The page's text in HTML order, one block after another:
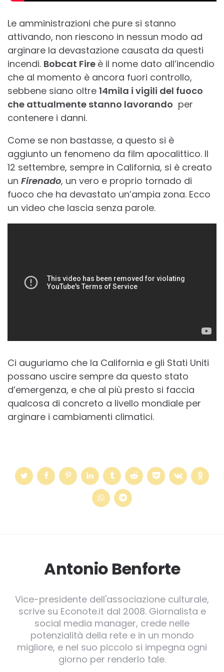
Le amministrazioni che pure si stanno
attivando, non riescono in nessun modo ad
arginare la devastazione causata da questi
incendi. Bobcat Fire è il nome dato all’incendio
che al momento è ancora fuori controllo,
sebbene siano oltre 14mila i vigili del fuoco
che attualmente stanno lavorando per
contenere i danni.
Come se non bastasse, a questo si è
aggiunto un fenomeno da film apocalittico. Il
12 settembre, sempre in California, si è creato
un Firenado, un vero e proprio tornado di
fuoco che ha devastato un’ampia zona. Ecco
un video che lascia senza parole.
Ci auguriamo che la California e gli Stati Uniti
possano uscire sempre da questo stato
d’emergenza, e che al più presto si faccia
qualcosa di concreto a livello mondiale per
arginare i cambiamenti climatici.
Antonio Benforte
Vice-presidente dell'associazione culturale,
scrive su Econote.it dal 2008. Giornalista e
social media manager, crede nelle
potenzialità della rete e in un mondo
migliore, e nel suo piccolo si impegna ogni
giorno per renderlo tale.